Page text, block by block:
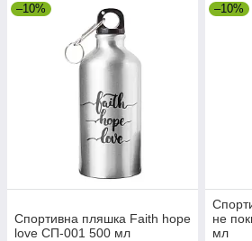
–10%
Спортивна пляшка Faith hope
love СП-001 500 мл
–10%
не
мл